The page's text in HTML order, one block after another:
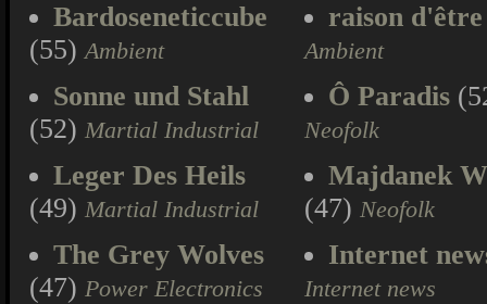
Bardoseneticcube
(55)Ambient
raison d'être
Ambient
Sonne und Stahl
(52) Martial Industrial
Ô Paradis
Neofolk
Leger Des Heils
(49) Martial Industrial
Majdanek
(47) Neofolk
The Grey Wolves
(47) Power Electronics
Internet
Internet news